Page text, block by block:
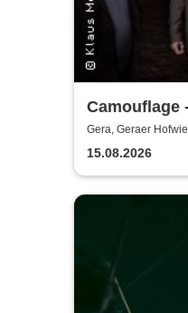
Camouflage
Air 2026
Gera, Geraer
15.08.2026